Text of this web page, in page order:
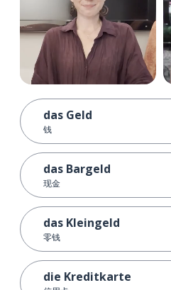
das Geld
钱
das Bargeld
现金
das Kleingeld
零钱
die Kreditkarte